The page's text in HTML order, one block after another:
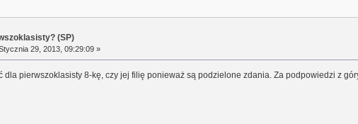
(SP)
29, 2013, 09:29:09 »
dla pierwszoklasisty 8-kę, czy jej filię ponieważ są podzielone zdania. Za podpowiedzi z